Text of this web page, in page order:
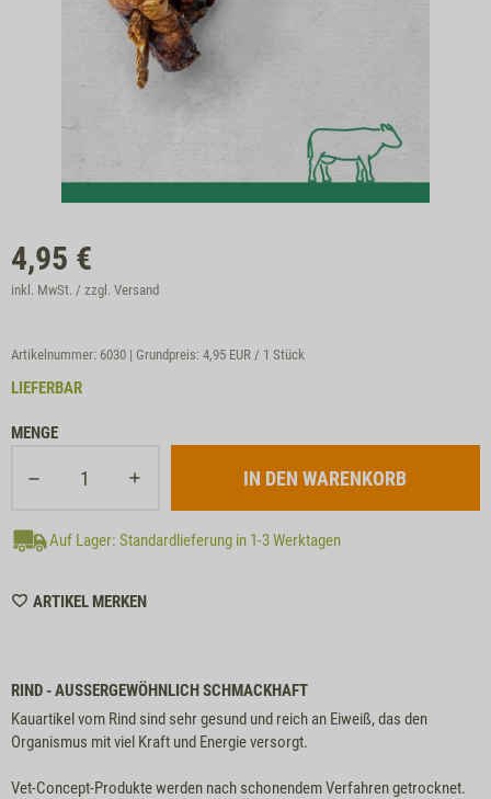
4,95 €
inkl. MwSt. / zzgl. Versand
Artikelnummer: 6030 | Grundpreis: 4,95 EUR / 1 Stück
LIEFERBAR
MENGE
Auf Lager: Standardlieferung in 1-3 Werktagen
ARTIKEL MERKENWISHLIST
RIND - AUSSERGEWÖHNLICH SCHMACKHAFT
Kauartikel vom Rind sind sehr gesund und reich an Eiweiß, das den
Organismus mit viel Kraft und Energie versorgt.
Vet-Concept-Produkte werden nach schonendem Verfahren getrocknet.